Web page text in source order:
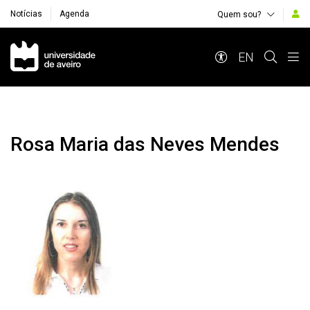
Notícias Agenda Quem sou?
Navegação Principal
EN
Rosa Maria das Neves Mendes